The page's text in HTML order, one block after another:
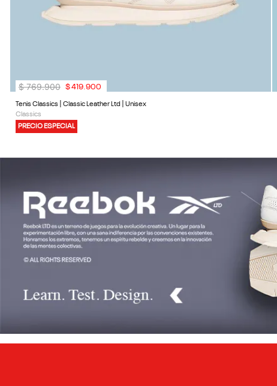
Tenis Classics | Classic Leather Ltd | Unisex
Classics
PRECIO ESPECIAL
$ 769.900 $419.900